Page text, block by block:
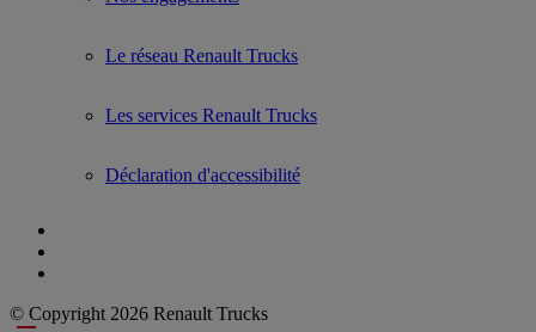
Le réseau Renault Trucks
Les services Renault Trucks
Déclaration d'accessibilité
© Copyright 2026 Renault Trucks